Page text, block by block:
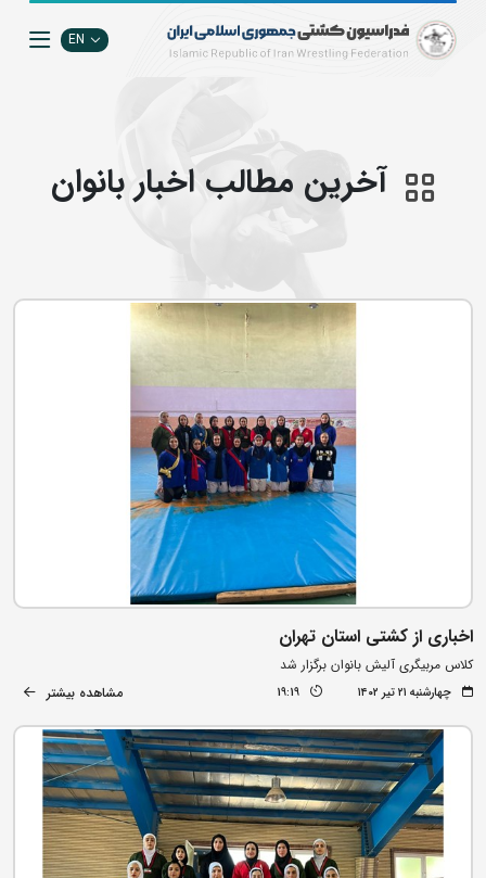
EN
آخرین مطالب اخبار بانوان
اخباری از کشتی استان تهران
کلاس مربیگری آلیش بانوان برگزار شد
چهارشنبه ۲۱ تیر ۱۴۰۲ 19:19 مشاهده بیشتر